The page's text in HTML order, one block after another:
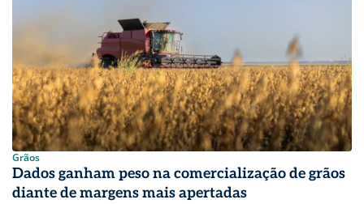
Grãos
Dados ganham peso na comercialização de grãos
diante de margens mais apertadas